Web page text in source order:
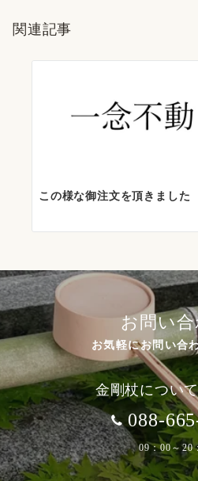
ン
関連記事
この様な御注文を頂きました
お問い
お気軽にお問い合
金剛杖につい
088-
09：00～20